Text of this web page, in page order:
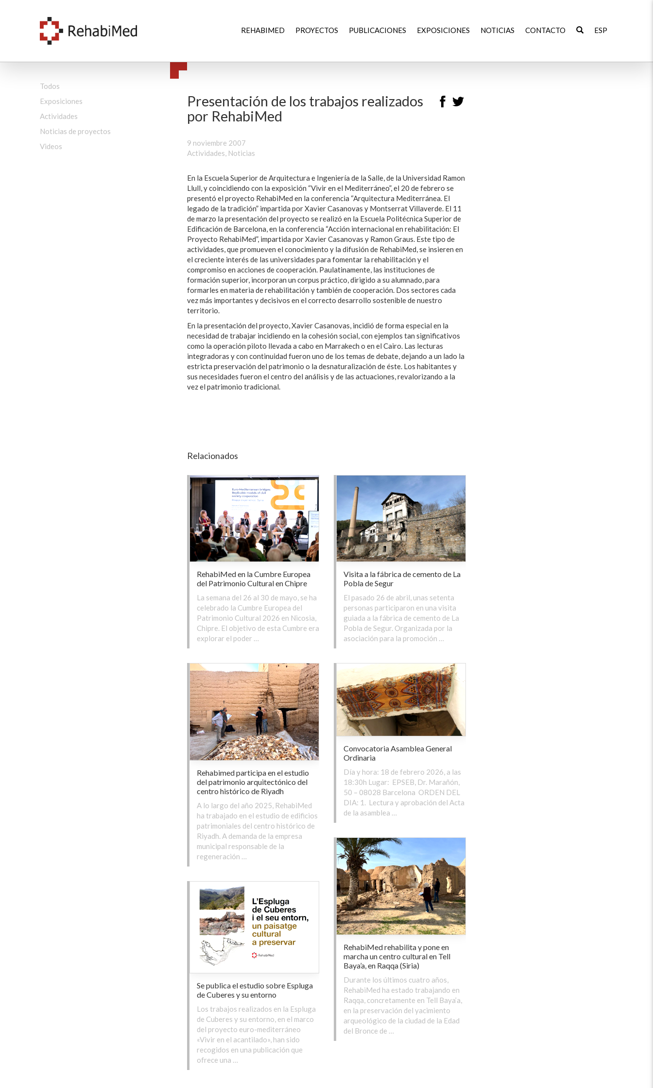
REHABIMED PROYECTOS PUBLICACIONES EXPOSICIONES NOTICIAS CONTACTO ESP
Todos
Exposiciones
Actividades
Noticias de proyectos
Videos
Presentación de los trabajos realizados
por RehabiMed
9 noviembre 2007
Actividades, Noticias
En la Escuela Superior de Arquitectura e Ingeniería de la Salle, de la Universidad Ramon
Llull, y coincidiendo con la exposición “Vivir en el Mediterráneo”, el 20 de febrero se
presentó el proyecto RehabiMed en la conferencia “Arquitectura Mediterránea. El
legado de la tradición” impartida por Xavier Casanovas y Montserrat Villaverde. El 11
de marzo la presentación del proyecto se realizó en la Escuela Politécnica Superior de
Edificación de Barcelona, en la conferencia “Acción internacional en rehabilitación: El
Proyecto RehabiMed”, impartida por Xavier Casanovas y Ramon Graus. Este tipo de
actividades, que promueven el conocimiento y la difusión de RehabiMed, se insieren en
el creciente interés de las universidades para fomentar la rehabilitación y el
compromiso en acciones de cooperación. Paulatinamente, las instituciones de
formación superior, incorporan un corpus práctico, dirigido a su alumnado, para
formarles en materia de rehabilitación y también de cooperación. Dos sectores cada
vez más importantes y decisivos en el correcto desarrollo sostenible de nuestro
territorio.
En la presentación del proyecto, Xavier Casanovas, incidió de forma especial en la
necesidad de trabajar incidiendo en la cohesión social, con ejemplos tan significativos
como la operación piloto llevada a cabo en Marrakech o en el Cairo. Las lecturas
integradoras y con continuidad fueron uno de los temas de debate, dejando a un lado la
estricta preservación del patrimonio o la desnaturalización de éste. Los habitantes y
sus necesidades fueron el centro del análisis y de las actuaciones, revalorizando a la
vez el patrimonio tradicional.
Relacionados
RehabiMed en la Cumbre Europea
del Patrimonio Cultural en Chipre
La semana del 26 al 30 de mayo, se ha
celebrado la Cumbre Europea del
Patrimonio Cultural 2026 en Nicosia,
Chipre. El objetivo de esta Cumbre era
explorar el poder …
Visita a la fábrica de cemento de La
Pobla de Segur
El pasado 26 de abril, unas setenta
personas participaron en una visita
guiada a la fábrica de cemento de La
Pobla de Segur. Organizada por la
asociación para la promoción …
Rehabimed participa en el estudio
del patrimonio arquitectónico del
centro histórico de Riyadh
A lo largo del año 2025, RehabiMed
ha trabajado en el estudio de edificios
patrimoniales del centro histórico de
Riyadh. A demanda de la empresa
municipal responsable de la
regeneración …
Convocatoria Asamblea General
Ordinaria
Día y hora: 18 de febrero 2026, a las
18:30h Lugar: EPSEB, Dr. Marañón,
50 – 08028 Barcelona ORDEN DEL
DIA: 1. Lectura y aprobación del Acta
de la asamblea …
RehabiMed rehabilita y pone en
marcha un centro cultural en Tell
Baya’a, en Raqqa (Siria)
Durante los últimos cuatro años,
RehabiMed ha estado trabajando en
Raqqa, concretamente en Tell Baya’a,
en la preservación del yacimiento
arqueológico de la ciudad de la Edad
del Bronce de …
Se publica el estudio sobre Espluga
de Cuberes y su entorno
Los trabajos realizados en la Espluga
de Cuberes y su entorno, en el marco
del proyecto euro-mediterráneo
«Vivir en el acantilado», han sido
recogidos en una publicación que
ofrece una …